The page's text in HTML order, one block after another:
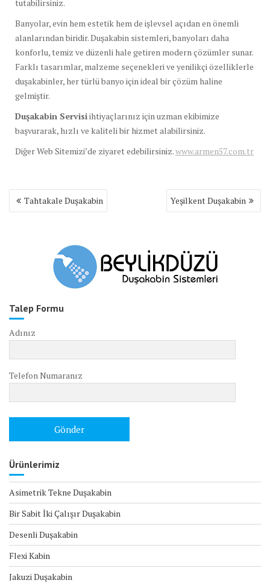
tutabilirsiniz.
Banyolar, evin hem estetik hem de işlevsel açıdan en önemli
alanlarından biridir. Duşakabin sistemleri, banyoları daha
konforlu, temiz ve düzenli hale getiren modern çözümler sunar.
Farklı tasarımlar, malzeme seçenekleri ve yenilikçi özelliklerle
duşakabinler, her türlü banyo için ideal bir çözüm haline
gelmiştir.
Duşakabin Servisiihtiyaçlarınız için uzman ekibimize
başvurarak, hızlı ve kaliteli bir hizmet alabilirsiniz.
Diğer Web Sitemizi’de ziyaret edebilirsiniz.www.armen57.com.tr
Yazı
gezinmesi
Tahtakale Duşakabin Yeşilkent Duşakabin
Talep Formu
Adınız
Telefon Numaranız
Ürünlerimiz
Asimetrik Tekne Duşakabin
Bir Sabit İki Çalışır Duşakabin
Desenli Duşakabin
Flexi Kabin
Jakuzi Duşakabin